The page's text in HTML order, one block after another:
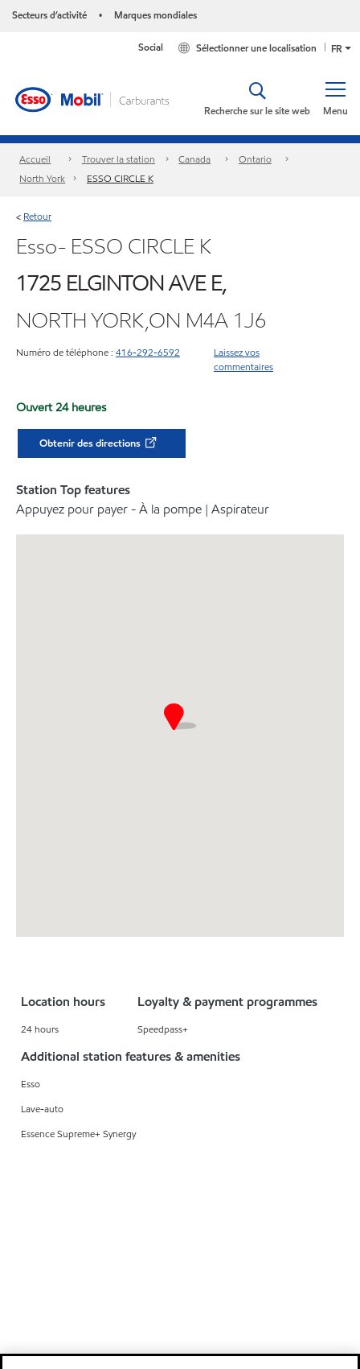
Secteurs d’activité • Marques mondiales
FR
Sélectionner une localisation
Social
Menu
Recherche sur le site web
Accueil Trouver la station Canada
Ontario
North York
ESSO CIRCLE K
< Retour
Esso- ESSO CIRCLE K
1725 ELGINTON AVE E,
NORTH YORK,ON M4A 1J6
Numéro de téléphone : 416-292-6592
Laissez vos
commentaires
Ouvert 24 heures
Obtenir des directions
Station Top features
Appuyez pour payer - À la pompe | Aspirateur
Location hours
24 hours
Loyalty & payment programmes
Speedpass+
Additional station features & amenities
Esso
Lave-auto
Essence Supreme+ Synergy